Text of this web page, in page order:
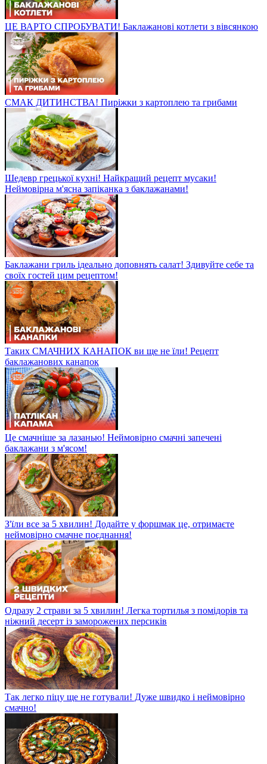
ЦЕ ВАРТО СПРОБУВАТИ! Баклажанові котлети з вівсянкою
СМАК ДИТИНСТВА! Пиріжки з картоплею та грибами
Шедевр грецької кухні! Найкращий рецепт мусаки!
Неймовірна м'ясна запіканка з баклажанами!
Баклажани гриль ідеально доповнять салат! Здивуйте себе та
своїх гостей цим рецептом!
Таких СМАЧНИХ КАНАПОК ви ще не їли! Рецепт
баклажанових канапок
Це смачніше за лазанью! Неймовірно смачні запечені
баклажани з м'ясом!
З'їли все за 5 хвилин! Додайте у форшмак це, отримаєте
неймовірно смачне поєднання!
Одразу 2 страви за 5 хвилин! Легка тортилья з помідорів та
ніжний десерт із заморожених персиків
Так легко піцу ще не готували! Дуже швидко і неймовірно
смачно!